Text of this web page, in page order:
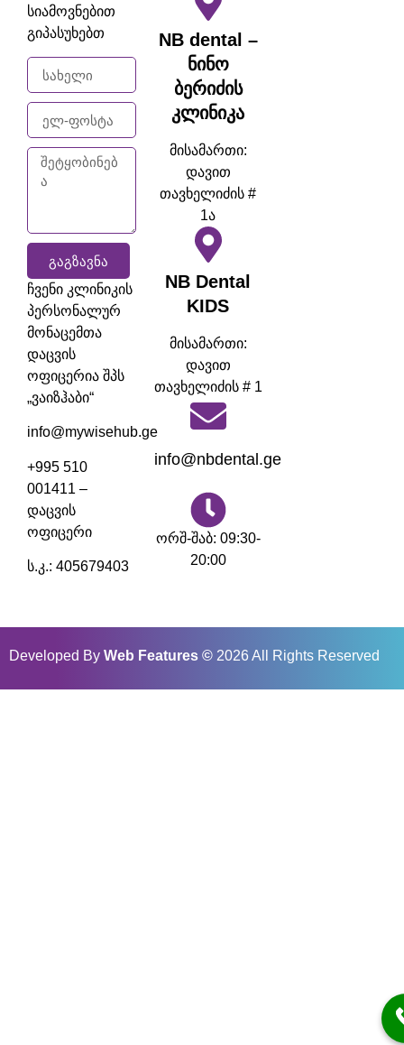
სიამოვნებით
გიპასუხებთ
ᲒᲐᲒᲖᲐᲕᲜᲐ
ჩვენი კლინიკის
პერსონალურ
მონაცემთა
დაცვის
ოფიცერია შპს
„ვაიზჰაბი“
info@mywisehub.ge
+995 510
001411 –
დაცვის
ოფიცერი
ს.კ.: 405679403
NB dental –
ნინო
ბერიძის
კლინიკა
მისამართი:
დავით
თავხელიძის #
1ა
NB Dental
KIDS
მისამართი:
დავით
თავხელიძის # 1
info@nbdental.ge
ორშ-შაბ: 09:30-
20:00
Developed By Web Features © 2026 All Rights Reserved